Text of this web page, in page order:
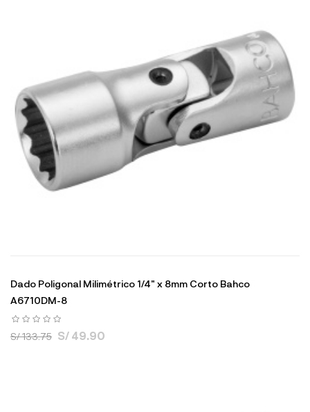
Dado Poligonal Milimétrico 1/4" x 8mm Corto Bahco
A6710DM-8
S/ 133.75 S/ 49.90